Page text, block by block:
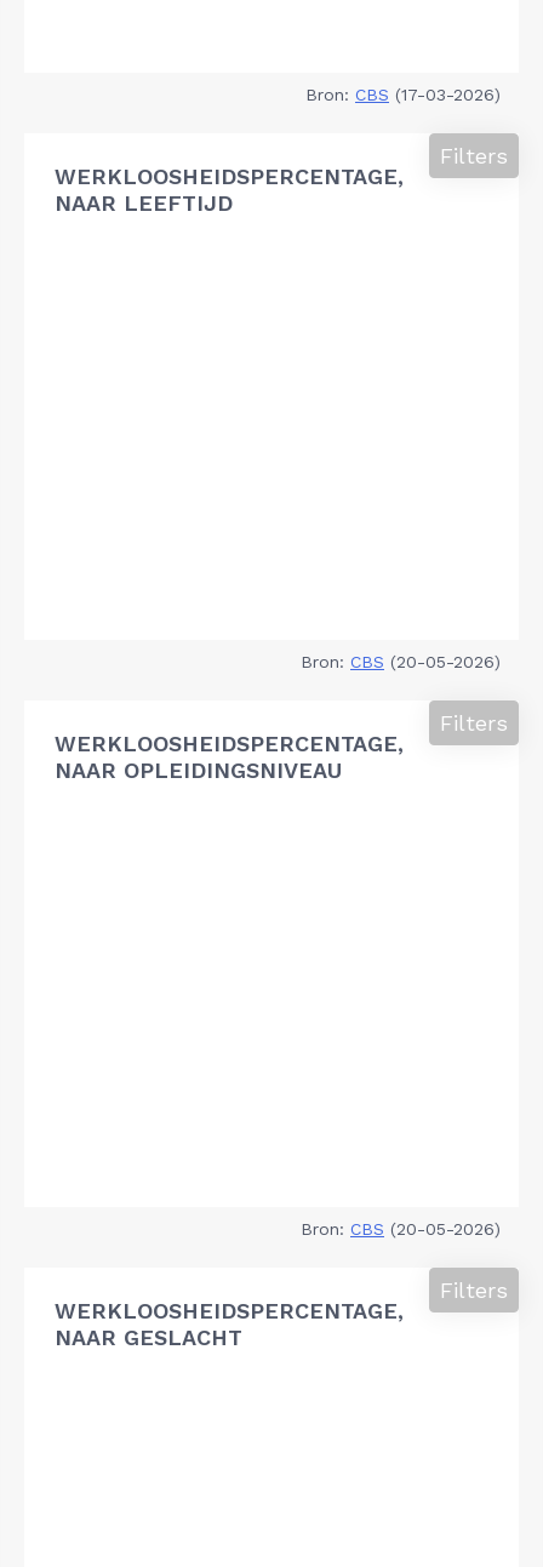
Bron: CBS (17-03-2026)
WERKLOOSHEIDSPERCENTAGE,
NAAR LEEFTIJD
Filters
Bron: CBS (20-05-2026)
WERKLOOSHEIDSPERCENTAGE,
NAAR OPLEIDINGSNIVEAU
Filters
Bron: CBS (20-05-2026)
WERKLOOSHEIDSPERCENTAGE,
NAAR GESLACHT
Filters